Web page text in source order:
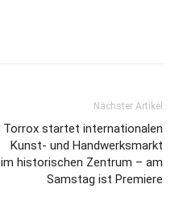
Nächster Artikel
Torrox startet internationalen
Kunst- und Handwerksmarkt
im historischen Zentrum – am
Samstag ist Premiere